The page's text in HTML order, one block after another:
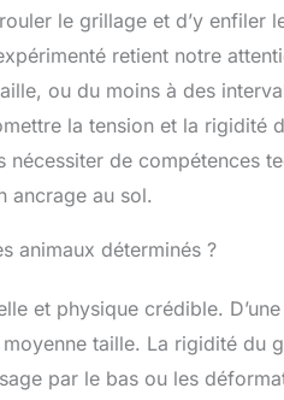
le grillage et d’y enfiler
retient notre
ou du moins à des
la tension et la rigidité
de compétences
ancrage au sol.
animaux déterminés ?
et physique crédible.
taille. La rigidité du
par le bas ou les